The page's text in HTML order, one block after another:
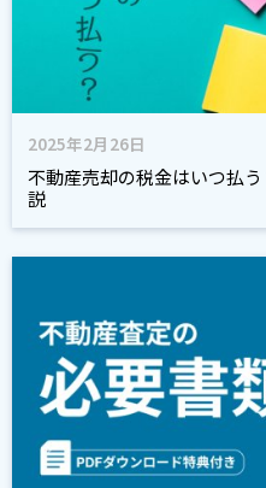
2025年2月26日
不動産売却の税金はいつ払
説